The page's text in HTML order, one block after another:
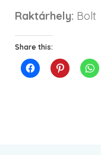
Raktárhely: Bolt
Share this: